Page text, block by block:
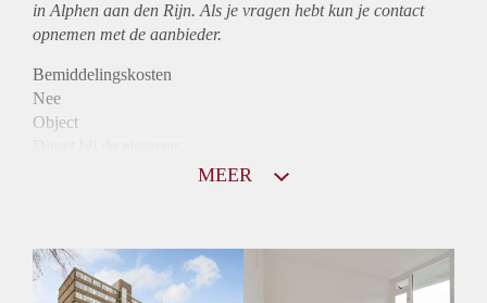
in Alphen aan den Rijn. Als je vragen hebt kun je contact
opnemen met de aanbieder.
Bemiddelingskosten
Nee
Object
Huurtoeslag
Mogelijk
MEER